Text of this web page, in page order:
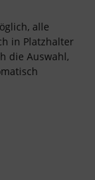
alle
in Platzhalter
die Auswahl,